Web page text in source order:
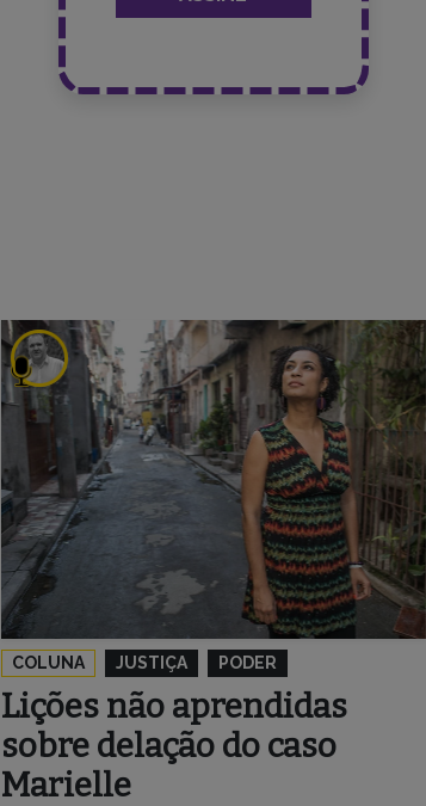
COLUNA JUSTIÇA PODER
Lições não aprendidas
sobre delação do caso
Marielle